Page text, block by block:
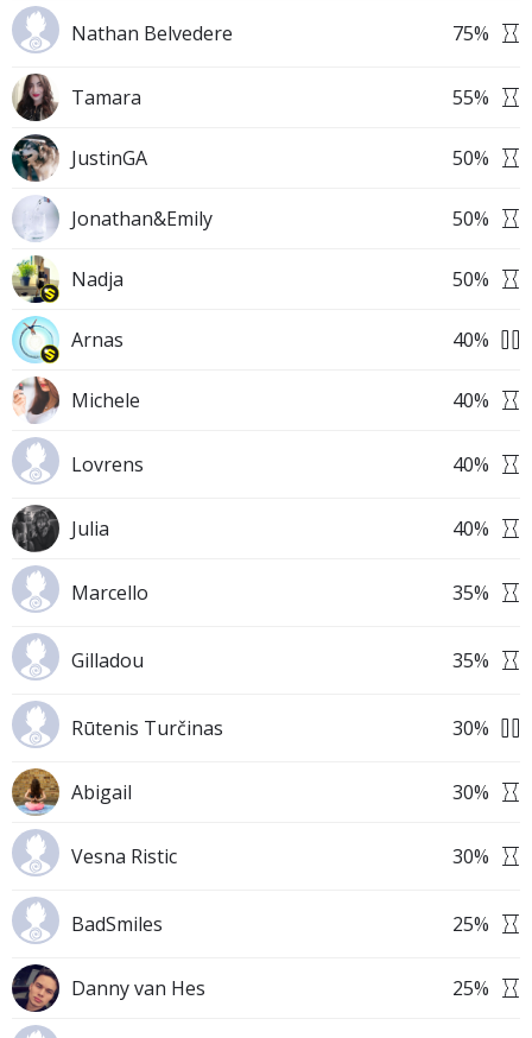
Nathan Belvedere 75%
Tamara 55%
JustinGA 50%
Jonathan&Emily 50%
Nadja 50%
Arnas 40%
Michele 40%
Lovrens 40%
Julia 40%
Marcello 35%
Gilladou 35%
Rūtenis Turčinas 30%
Abigail 30%
Vesna Ristic 30%
BadSmiles 25%
Danny van Hes 25%